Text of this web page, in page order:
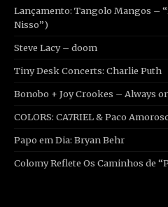
Lançamento: Tangolo Mangos –
Nisso”)
Steve Lacy – doom
Tiny Desk Concerts: Charlie Puth
Bonobo + Joy Crookes – Always
COLORS: CA7RIEL & Paco
Papo em Dia: Bryan Behr
Colomy Reflete Os Caminhos de